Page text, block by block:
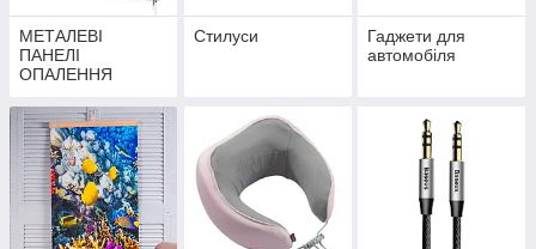
МЕТАЛЕВІ
ПАНЕЛІ
ОПАЛЕННЯ
Стилуси
Гаджети для
автомобіля